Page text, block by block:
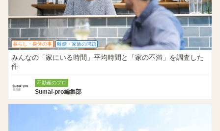
暮らし・身体の事 離婚・家族の問題
みんなの「家にいる時間」平均時間と「家の不満」を調査した
件
不動産のプロ
Sumai-pro編集部